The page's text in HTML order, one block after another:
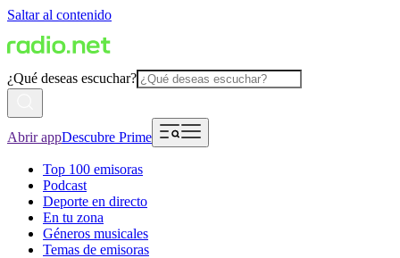
Saltar al contenido
¿Qué deseas escuchar?
Abrir appDescubre Prime
Top 100 emisoras
Podcast
Deporte en directo
En tu zona
Géneros musicales
Temas de emisoras